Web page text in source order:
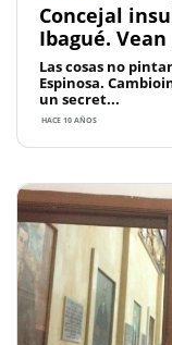
Concejal
Ibagué.
Las cosas no
Espinosa.
un secret...
HACE 10 AÑOS